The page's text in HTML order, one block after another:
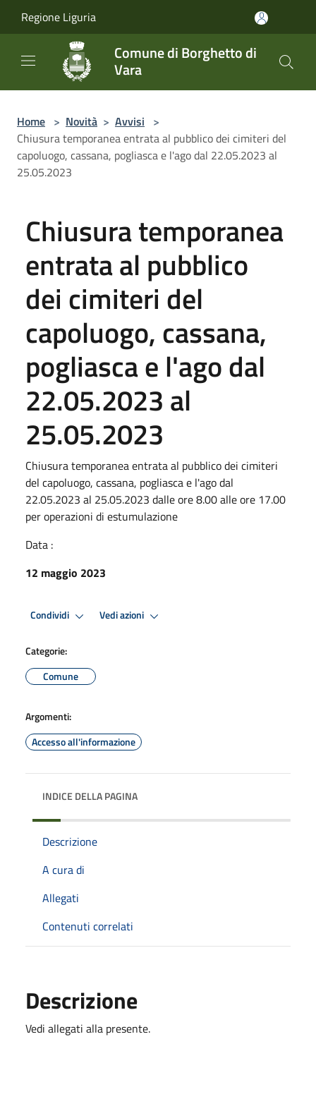
Regione Liguria
Comune di Borghetto di
Vara
Home > Novità > Avvisi >
Chiusura temporanea entrata al pubblico dei cimiteri del
capoluogo, cassana, pogliasca e l'ago dal 22.05.2023 al
25.05.2023
Chiusura temporanea
entrata al pubblico
dei cimiteri del
capoluogo, cassana,
pogliasca e l'ago dal
22.05.2023 al
25.05.2023
Chiusura temporanea entrata al pubblico dei cimiteri
del capoluogo, cassana, pogliasca e l'ago dal
22.05.2023 al 25.05.2023 dalle ore 8.00 alle ore 17.00
per operazioni di estumulazione
Data :
12 maggio 2023
Condividi Vedi azioni
Categorie:
Comune
Argomenti:
Accesso all'informazione
INDICE DELLA PAGINA
Descrizione
A cura di
Allegati
Contenuti correlati
Descrizione
Vedi allegati alla presente.